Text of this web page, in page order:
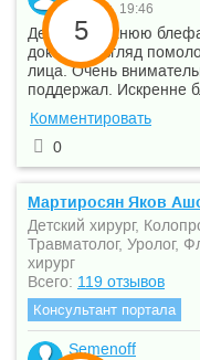
5
6 июля, 19:46
Делала верхнюю
доктора. Взгляд
лица. Очень
поддержал. Искренне
Комментировать
0
Мартиросян Яков
Детский хирург,
Травматолог, Уролог,
хирург
Всего: 119 отзывов
Консультант портала
Semenoff